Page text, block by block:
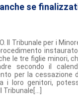
se
Il Tribunale per i
instaurato
le tre figlie minori,
secondo il
per la cessazione
i loro genitori,